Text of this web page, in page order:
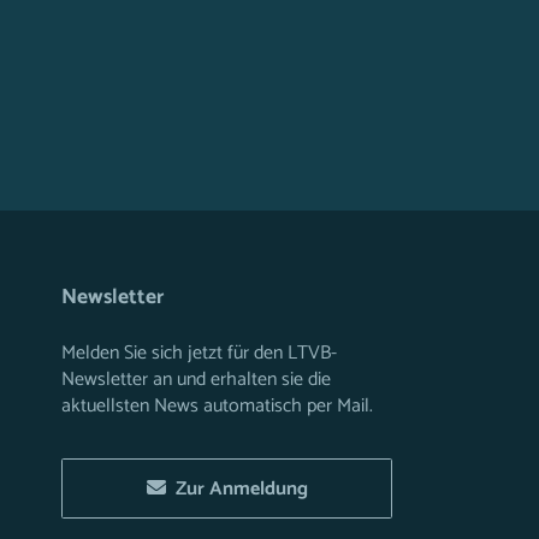
Newsletter
Melden Sie sich jetzt für den LTVB-
Newsletter an und erhalten sie die
aktuellsten News automatisch per Mail.
Zur Anmeldung